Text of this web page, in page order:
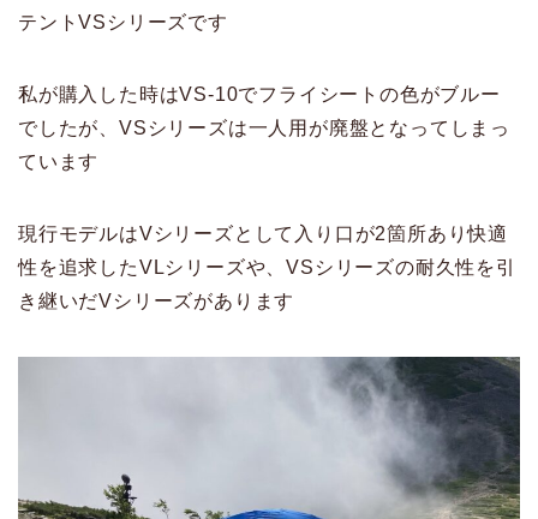
テントVSシリーズです
私が購入した時はVS-10でフライシートの色がブルー
でしたが、VSシリーズは一人用が廃盤となってしまっ
ています
現行モデルはVシリーズとして入り口が2箇所あり快適
性を追求したVLシリーズや、VSシリーズの耐久性を引
き継いだVシリーズがあります